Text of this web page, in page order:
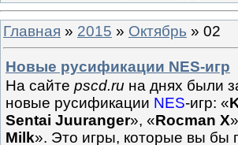
Главная » 2015 » Октябрь » 02
Новые русификации NES-игр
На сайте pscd.ru на днях были
новые русификации NES-игр: «
Sentai Juuranger», «Rocman X
Milk». Это игры, которые вы бы